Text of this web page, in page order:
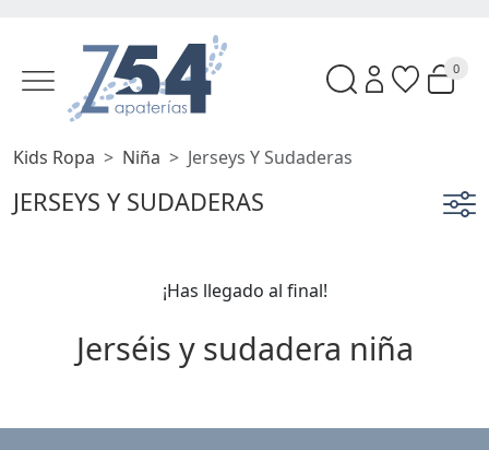
0
Kids Ropa Niña Jerseys Y Sudaderas
JERSEYS Y SUDADERAS
¡Has llegado al final!
Jerséis y sudadera niña